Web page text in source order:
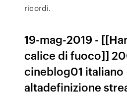
ricordi.
19-mag-2019 -
calice di fuoco]]
cineblog01 italiano
altadefinizione